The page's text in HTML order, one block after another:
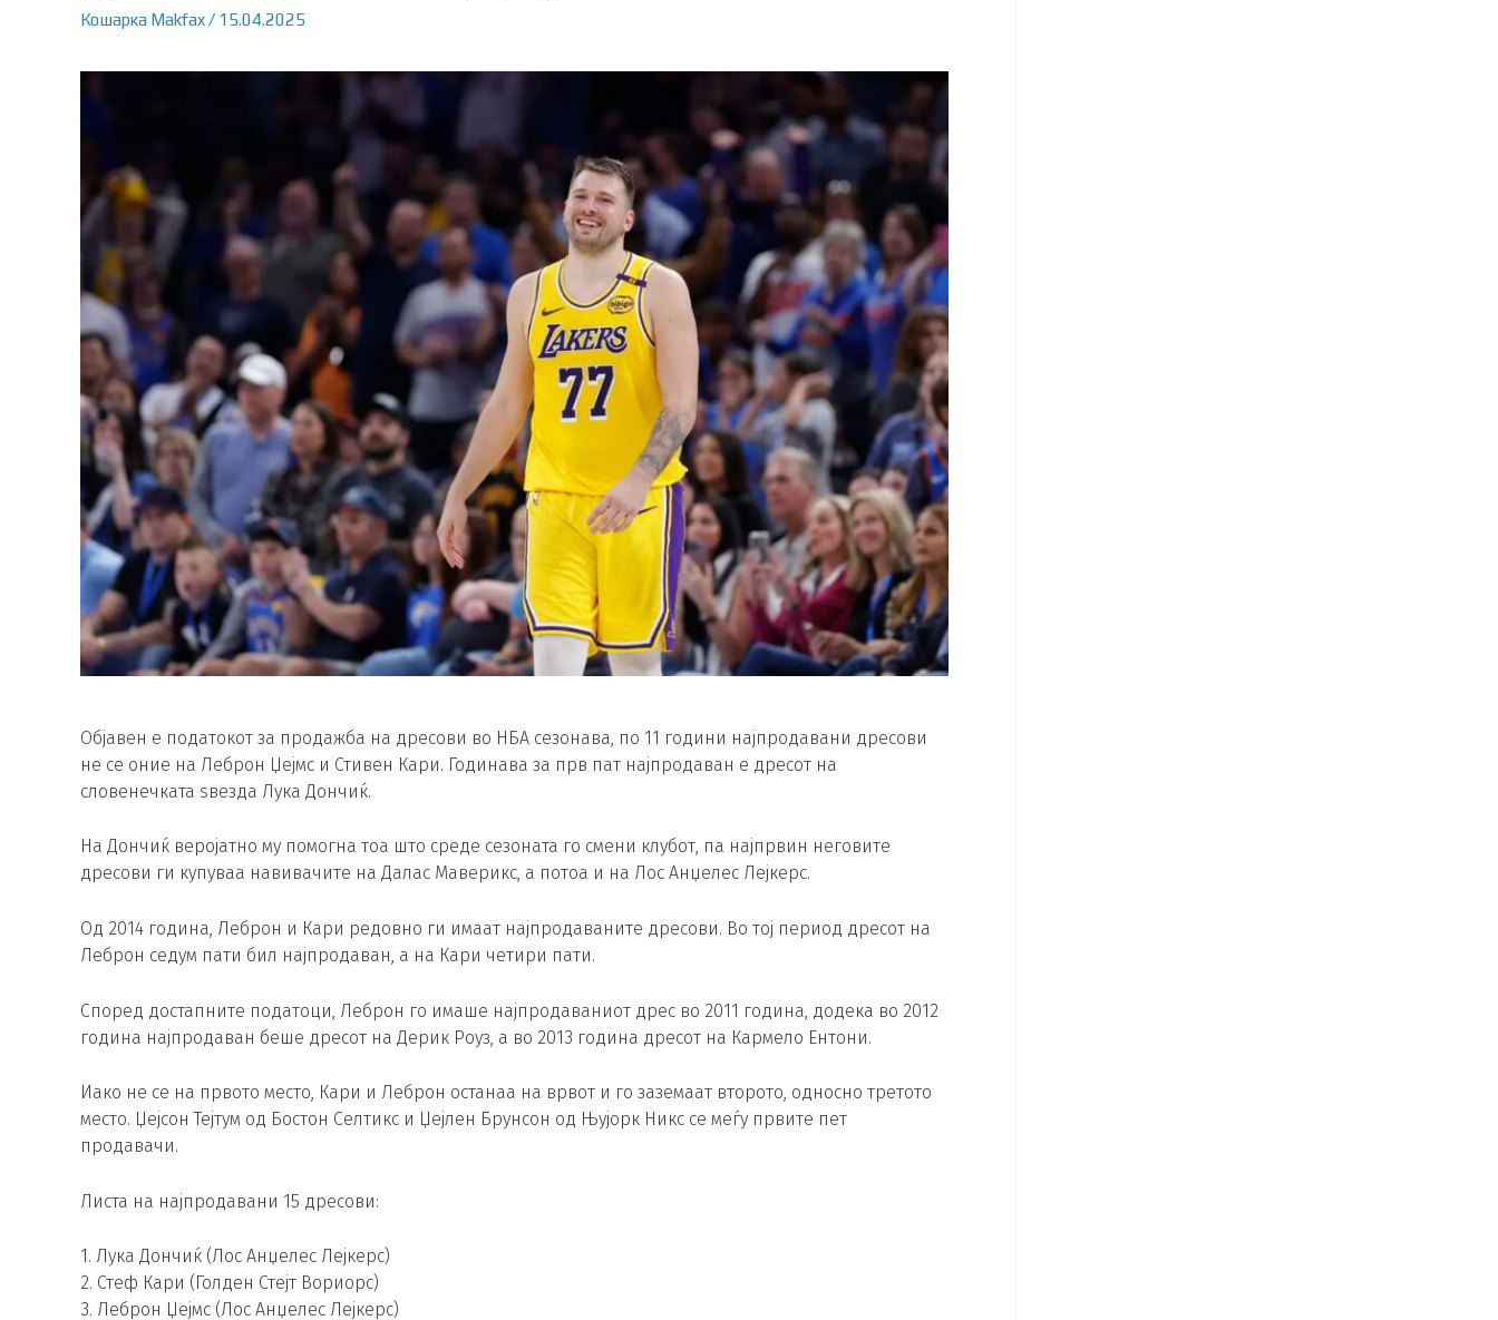
Кошарка Makfax/ 15.04.2025
Објавен е податокот за продажба на дресови во НБА сезонава, по 11 години најпродавани дресови
не се оние на Леброн Џејмс и Стивен Кари. Годинава за прв пат најпродаван е дресот на
словенечката ѕвезда Лука Дончиќ.
На Дончиќ веројатно му помогна тоа што среде сезоната го смени клубот, па најпрвин неговите
дресови ги купуваа навивачите на Далас Маверикс, а потоа и на Лос Анџелес Лејкерс.
Од 2014 година, Леброн и Кари редовно ги имаат најпродаваните дресови. Во тој период дресот на
Леброн седум пати бил најпродаван, а на Кари четири пати.
Според достапните податоци, Леброн го имаше најпродаваниот дрес во 2011 година, додека во 2012
година најпродаван беше дресот на Дерик Роуз, а во 2013 година дресот на Кармело Ентони.
Иако не се на првото место, Кари и Леброн останаа на врвот и го заземаат второто, односно третото
место. Џејсон Тејтум од Бостон Селтикс и Џејлен Брунсон од Њујорк Никс се меѓу првите пет
продавачи.
Листа на најпродавани 15 дресови:
1. Лука Дончиќ (Лос Анџелес Лејкерс)
2. Стеф Кари (Голден Стејт Вориорс)
3. Леброн Џејмс (Лос Анџелес Лејкерс)